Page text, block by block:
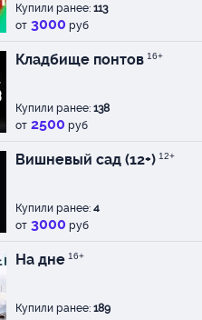
Купили ранее: 113
от 3000 руб
Кладбище понтов 16+
Купили ранее: 138
от 2500 руб
Вишневый сад (12+) 12+
Купили ранее: 4
от 3000 руб
На дне 16+
Купили ранее: 189